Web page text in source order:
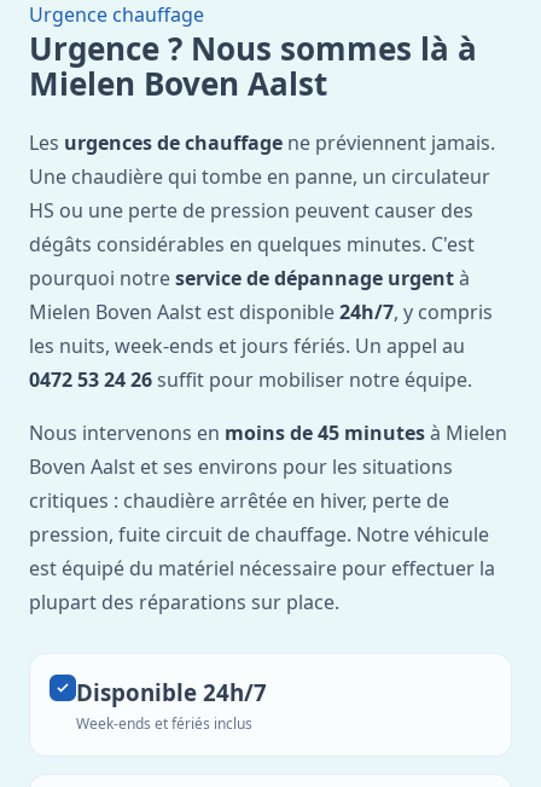
Urgence chauffage
Urgence ? Nous sommes là à
Mielen Boven Aalst
Les urgences de chauffage ne préviennent jamais.
Une chaudière qui tombe en panne, un circulateur
HS ou une perte de pression peuvent causer des
dégâts considérables en quelques minutes. C'est
pourquoi notreservice de dépannage urgentà
Mielen Boven Aalst est disponible24h/7, y compris
les nuits, week-ends et jours fériés. Un appel au
0472 53 24 26 suffit pour mobiliser notre équipe.
Nous intervenons en moins de 45 minutesà Mielen
Boven Aalst et ses environs pour les situations
critiques : chaudière arrêtée en hiver, perte de
pression, fuite circuit de chauffage. Notre véhicule
est équipé du matériel nécessaire pour effectuer la
plupart des réparations sur place.
Disponible 24h/7
Week-ends et fériés inclus